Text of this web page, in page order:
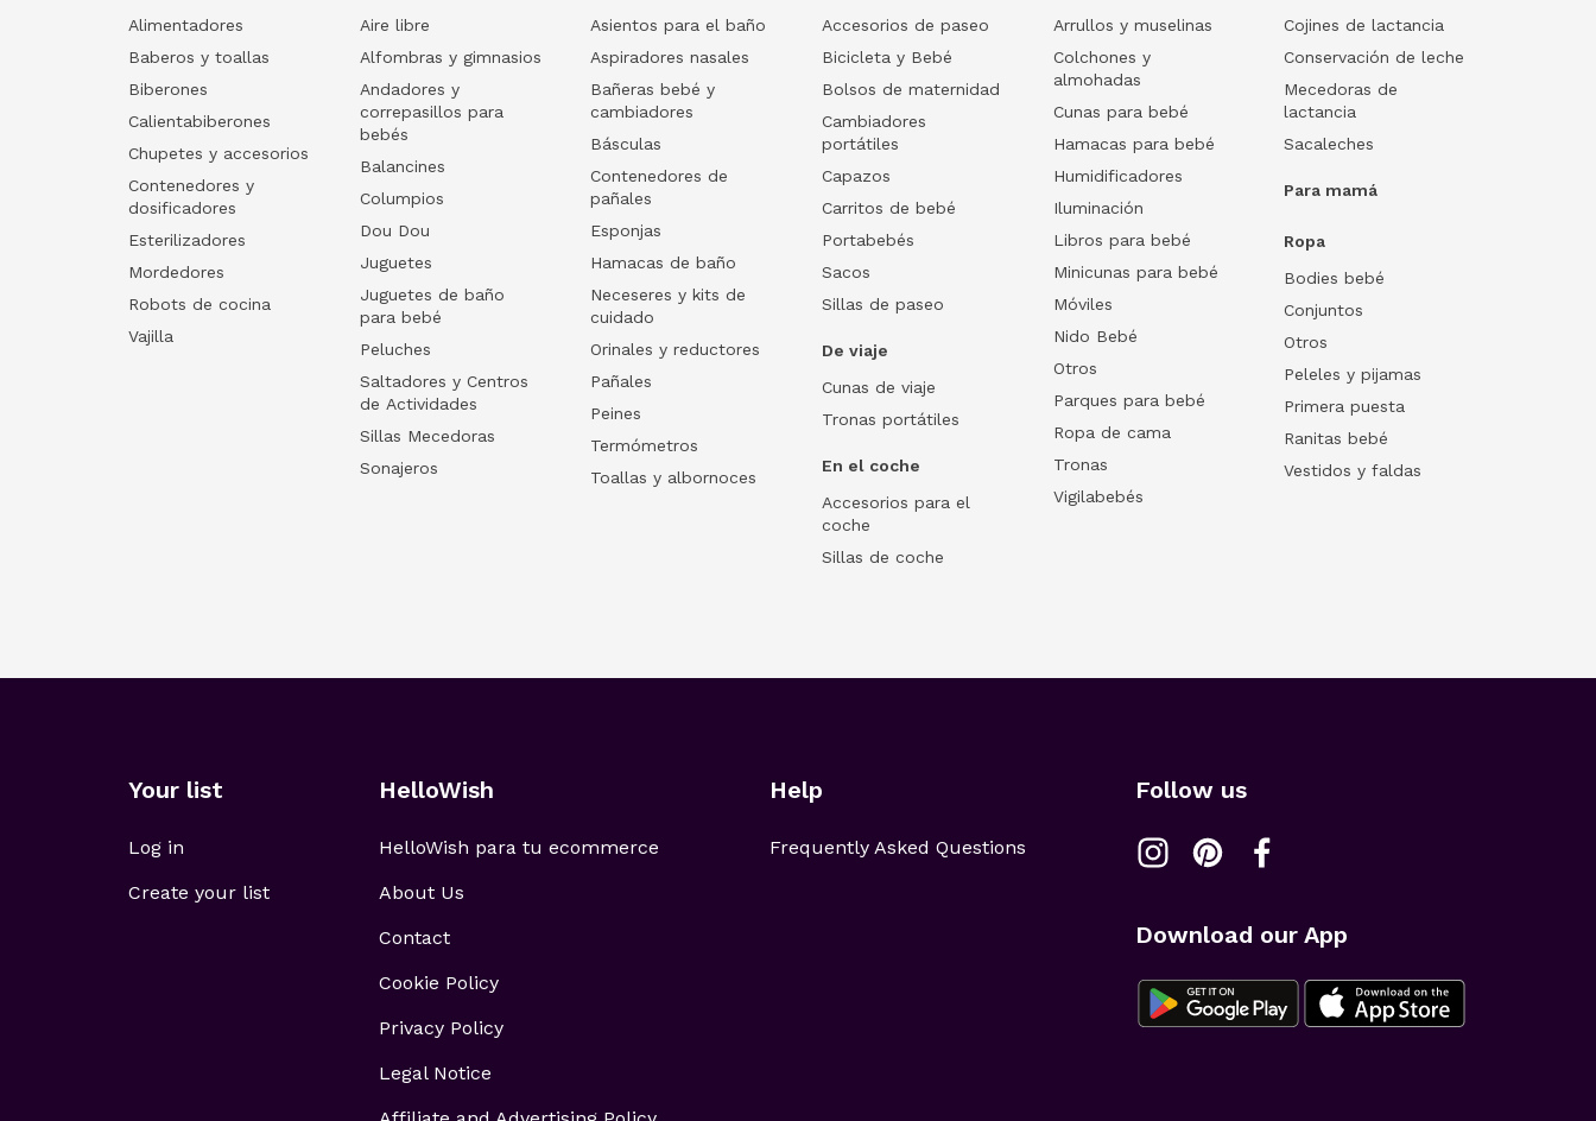
Alimentadores
Baberos y toallas
Biberones
Calientabiberones
Chupetes y accesorios
Contenedores y
dosificadores
Esterilizadores
Mordedores
Robots de cocina
Vajilla
Aire libre
Alfombras y gimnasios
Andadores y
correpasillos para
bebés
Balancines
Columpios
Dou Dou
Juguetes
Juguetes de baño
para bebé
Peluches
Saltadores y Centros
de Actividades
Sillas Mecedoras
Sonajeros
Asientos para el baño
Aspiradores nasales
Bañeras bebé y
cambiadores
Básculas
Contenedores de
pañales
Esponjas
Hamacas de baño
Neceseres y kits de
cuidado
Orinales y reductores
Pañales
Peines
Termómetros
Toallas y albornoces
Accesorios de paseo
Bicicleta y Bebé
Bolsos de maternidad
Cambiadores
portátiles
Capazos
Carritos de bebé
Portabebés
Sacos
Sillas de paseo
De viaje
Cunas de viaje
Tronas portátiles
En el coche
Accesorios para el
coche
Sillas de coche
Arrullos y muselinas
Colchones y
almohadas
Cunas para bebé
Hamacas para bebé
Humidificadores
Iluminación
Libros para bebé
Minicunas para bebé
Móviles
Nido Bebé
Otros
Parques para bebé
Ropa de cama
Tronas
Vigilabebés
Cojines de lactancia
Conservación de leche
Mecedoras de
lactancia
Sacaleches
Para mamá
Ropa
Bodies bebé
Conjuntos
Otros
Peleles y pijamas
Primera puesta
Ranitas bebé
Vestidos y faldas
Your list
Log in
Create your list
HelloWish
HelloWish para tu ecommerce
About Us
Contact
Cookie Policy
Privacy Policy
Legal Notice
Help
Frequently Asked Questions
Follow us
Download our App